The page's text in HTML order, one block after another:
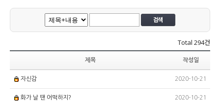
Total 294건
제목 작성일
자신감 2020-10-21
화가 날 땐 어떡하지? 2020-10-21